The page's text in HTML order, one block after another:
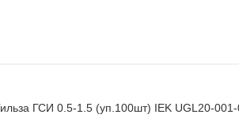
ГСИ 0.5-1.5 (уп.100шт) IEK UGL20-001-